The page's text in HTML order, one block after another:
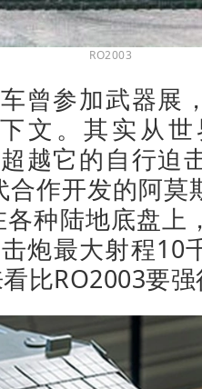
RO2003
曾参加武器展
文。其实从
越它的自行迫
作开发的阿莫
种陆地底盘上
炮最大射程10
比RO2003要